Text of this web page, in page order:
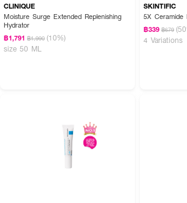
CLINIQUE
Moisture Surge Extended Replenishing
Hydrator
฿1,791 ฿1,990 (10%)
size 50 ML
SKINTIFIC
5X Ceramide
฿339 ฿679
4 Variations